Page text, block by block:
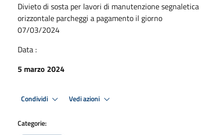
Divieto di sosta per lavori di manutenzione segnaletica
orizzontale parcheggi a pagamento il giorno
07/03/2024
Data :
5 marzo 2024
Condividi Vedi azioni
Categorie: